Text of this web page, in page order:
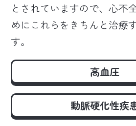
とされていますので、心不
めにこれらをきちんと治療
す。
高血圧
動脈硬化性疾